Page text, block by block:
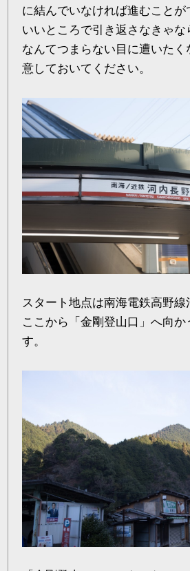
に結んでいなければ進むことが
いいところで引き返さなきゃな
なんてつまらない目に遭いたく
意しておいてください。
スタート地点は南海電鉄高野線
ここから「金剛登山口」へ向か
す。